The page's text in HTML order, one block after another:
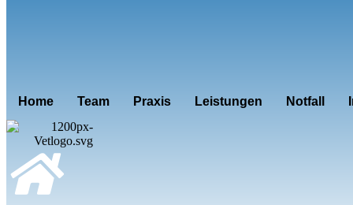
Home Team Praxis Leistungen Notfall